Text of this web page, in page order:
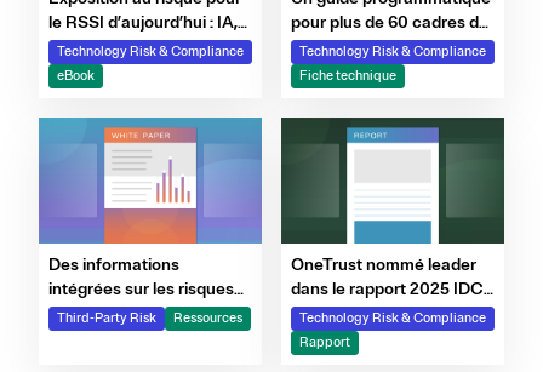
le RSSI d’aujourd’hui : IA,
tiers, quatrièmes parties
et plus encore
Technology Risk & Compliance
eBook
pour plus de 60 cadres de
référence complexes
Technology Risk & Compliance
Fiche technique
Des informations
intégrées sur les risques
pour prendre de
meilleures décisions
Third-Party Risk Ressources
OneTrust nommé leader
dans le rapport 2025 IDC
MarketScape mondial sur
les logiciels de GRC
Technology Risk & Compliance
Rapport